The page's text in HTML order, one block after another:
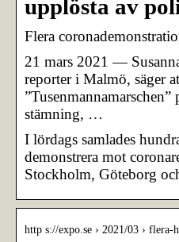
upplösta av
Flera
21 mars 2021 —
reporter i Malmö, säger
”Tusenmannamarschen”
stämning, …
I lördags samlades
demonstrera mot
Stockholm, Göteborg
http s://expo.se › 2021/03 › flera-